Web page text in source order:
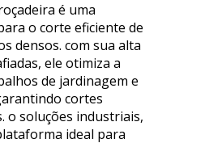
é uma
o corte eficiente de
densos. com sua alta
ele otimiza a
de jardinagem e
cortes
o soluções industriais,
ideal para